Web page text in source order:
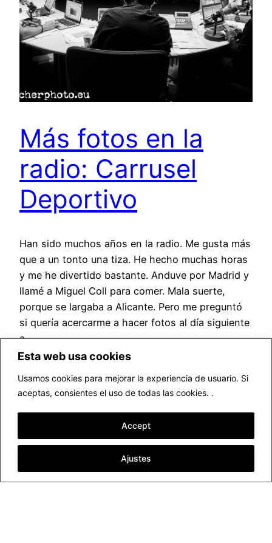
Esta web usa cookies
Usamos cookies para mejorar la experiencia de usuario. Si
aceptas, consientes el uso de todas las cookies. .
Ajustes
Accept
Más fotos en la
radio: Carrusel
Deportivo
Han sido muchos años en la radio. Me gusta más
que a un tonto una tiza. He hecho muchas horas
y me he divertido bastante. Anduve por Madrid y
llamé a Miguel Coll para comer. Mala suerte,
porque se largaba a Alicante. Pero me preguntó
si quería acercarme a hacer fotos al día siguiente
a…
febrero 21, 2017
▷ Fotógrafo profesional Valencia